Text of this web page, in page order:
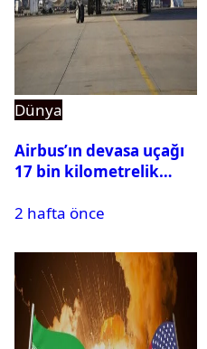
Dünya
Airbus’ın devasa uçağı
17 bin kilometrelik
tamamladı
2 hafta önce